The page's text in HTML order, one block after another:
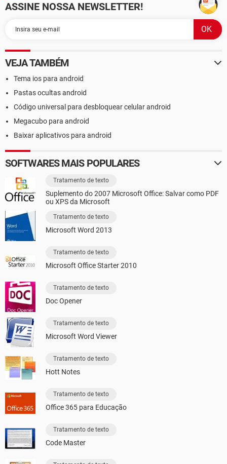
ASSINE NOSSA NEWSLETTER!
VEJA TAMBÉM
Tema ios para android
Pastas ocultas android
Código universal para desbloquear celular android
Megacubo para android
Baixar aplicativos para android
SOFTWARES MAIS POPULARES
Tratamento de texto
Suplemento do 2007 Microsoft Office: Salvar como PDF
ou XPS da Microsoft
Tratamento de texto
Microsoft Word 2013
Tratamento de texto
Microsoft Office Starter 2010
Tratamento de texto
Doc Opener
Tratamento de texto
Microsoft Word Viewer
Tratamento de texto
Hott Notes
Tratamento de texto
Office 365 para Educação
Tratamento de texto
Code Master